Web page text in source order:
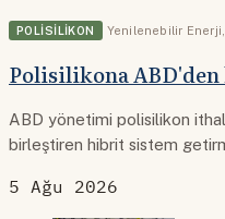
POLISILIKON Yenilenebilir Enerji
Polisilikona
ABD yönetimi polisilikon
birleştiren hibrit sistem
5 Ağu 2026